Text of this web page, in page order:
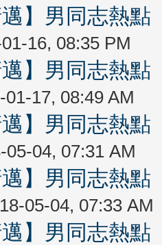
】男同志熱
16, 08:35 PM
】男同志熱
01-17, 08:49 AM
】男同志熱
05-04, 07:31 AM
】男同志熱
05-04, 07:33 AM
】男同志熱